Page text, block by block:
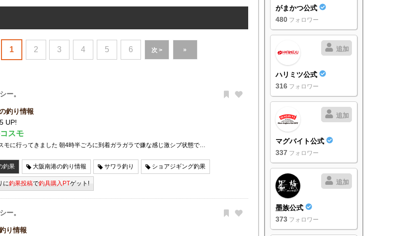
1 2 3 4 5 6 次 > »
ー。
釣り情報
UP!
スモ
モに行ってきました 朝4時半ごろに到着ガラガラで嫌な感じ激シブ状態で…
釣果 大阪南港の釣り情報 サワラ釣り ショアジギング釣果
に釣果投稿で釣具購入PTゲット!
ー。
り情報
がまかつ公式
480 フォロワー
追加
ハリミツ公式
316 フォロワー
追加
マグバイト公式
337 フォロワー
追加
墨族公式
373 フォロワー